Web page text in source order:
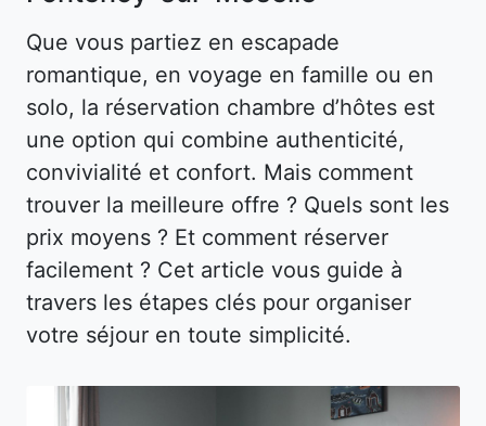
Que vous partiez en escapade
romantique, en voyage en famille ou en
solo, la réservation chambre d’hôtes est
une option qui combine authenticité,
convivialité et confort. Mais comment
trouver la meilleure offre ? Quels sont les
prix moyens ? Et comment réserver
facilement ? Cet article vous guide à
travers les étapes clés pour organiser
votre séjour en toute simplicité.